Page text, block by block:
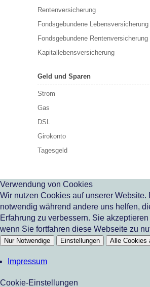
Rentenversicherung
Fondsgebundene Lebensversicherung
Fondsgebundene Rentenversicherung
Kapitallebensversicherung
Geld und Sparen
Strom
Gas
DSL
Girokonto
Tagesgeld
Verwendung von Cookies
Wir nutzen Cookies auf unserer Website.
notwendig während andere uns helfen,
Erfahrung zu verbessern. Sie
wenn Sie fortfahren diese Webseite zu
Nur Notwendige Einstellungen Alle Cookies
Impressum
Cookie-Einstellungen